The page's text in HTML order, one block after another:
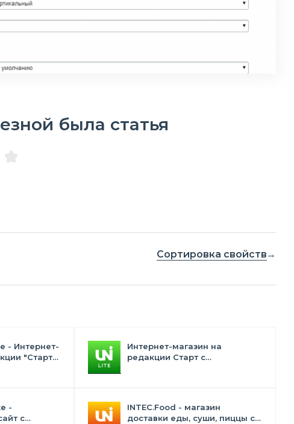
была статья
Сортировка свойств
- Интернет-
"Старт"
Интернет-магазин на
редакции Старт с
-
с
INTEC.Food - магазин
доставки еды, суши, пиццы с